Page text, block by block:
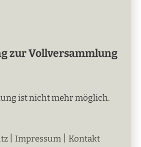
zur Vollversammlung
ist nicht mehr möglich.
Impressum Kontakt